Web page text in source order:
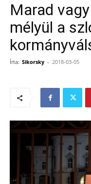
Marad
mélyül a
Írta: Sikorsky - 2018-03-05